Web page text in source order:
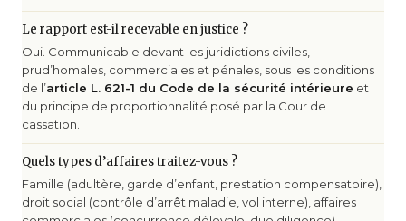
Le rapport est-il recevable en justice ?
Oui. Communicable devant les juridictions civiles,
prud’homales, commerciales et pénales, sous les conditions
de l’article L. 621-1 du Code de la sécurité intérieure et
du principe de proportionnalité posé par la Cour de
cassation.
Quels types d’affaires traitez-vous ?
Famille (adultère, garde d’enfant, prestation compensatoire),
droit social (contrôle d’arrêt maladie, vol interne), affaires